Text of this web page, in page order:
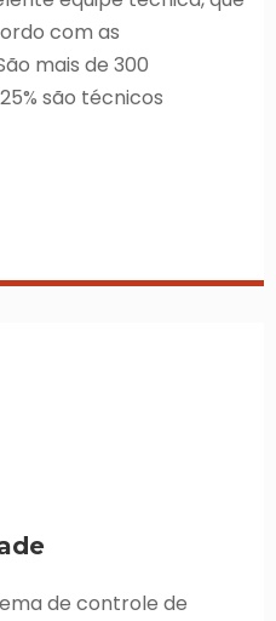
com as
mais de 300
são técnicos
de controle de